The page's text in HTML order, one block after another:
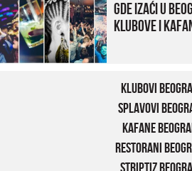
Gde izaći u
klubove i
Klubovi
Splavovi
Kafane
Restorani
Striptiz